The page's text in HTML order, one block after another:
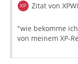
Zitat von
"wie bekomme
von meinem XP-